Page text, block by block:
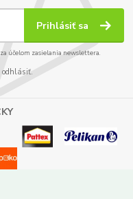
Prihlásiť sa
za účelom zasielania newslettera.
odhlásiť.